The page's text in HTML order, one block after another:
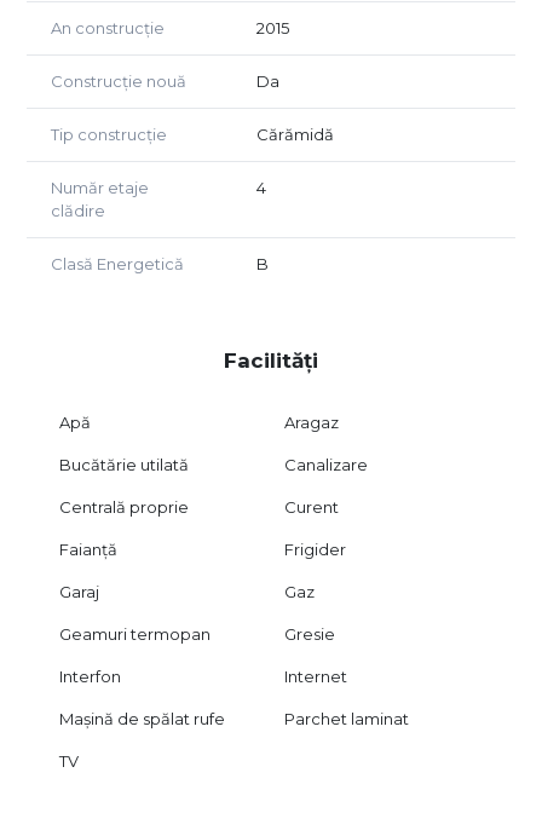
An construcție 2015
Construcție nouă Da
Tip construcție Cărămidă
Număr etaje
clădire
4
Clasă Energetică B
Facilități
Apă Aragaz
Bucătărie utilată Canalizare
Centrală proprie Curent
Faianță Frigider
Garaj Gaz
Geamuri termopan Gresie
Interfon Internet
Mașină de spălat rufe Parchet laminat
TV